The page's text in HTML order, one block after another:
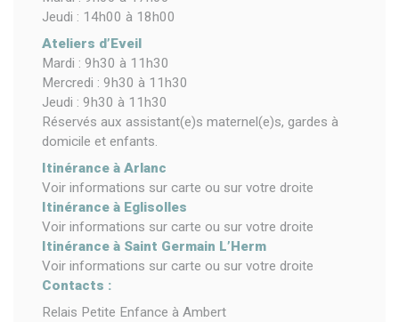
Jeudi : 14h00 à 18h00
Ateliers d’Eveil
Mardi : 9h30 à 11h30
Mercredi : 9h30 à 11h30
Jeudi : 9h30 à 11h30
Réservés aux assistant(e)s maternel(e)s, gardes à
domicile et enfants.
Itinérance à Arlanc
Voir informations sur carte ou sur votre droite
Itinérance à Eglisolles
Voir informations sur carte ou sur votre droite
Itinérance à Saint Germain L’Herm
Voir informations sur carte ou sur votre droite
Contacts :
Relais Petite Enfance à Ambert